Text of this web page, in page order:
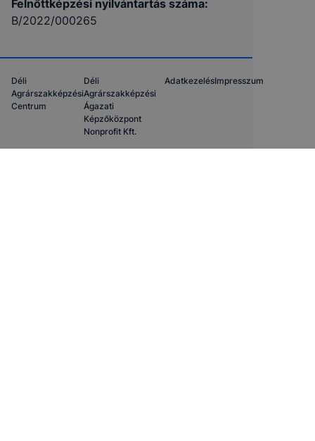
Felnőttképzési nyilvántartás száma:
B/2022/000265
Déli
Agrárszakképzési
Centrum
Déli
Agrárszakképzési
Ágazati
Képzőközpont
Nonprofit Kft.
AdatkezelésImpresszum